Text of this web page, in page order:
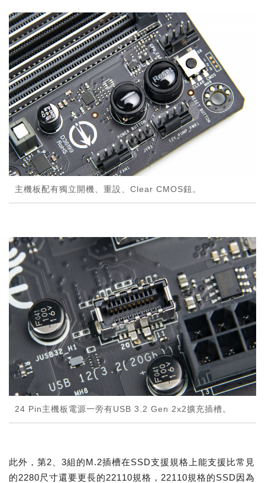
主機板配有獨立開機、重設、Clear CMOS鈕。
24 Pin主機板電源一旁有USB 3.2 Gen 2x2擴充插槽。
此外，第2、3組的M.2插槽在SSD支援規格上能支援比常見
的2280尺寸還要更長的22110規格，22110規格的SSD因為